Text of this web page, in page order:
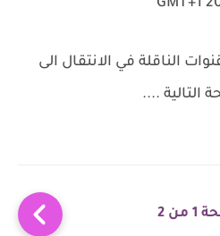
الناقلة في الانتقال الى
التالية ....
من 2